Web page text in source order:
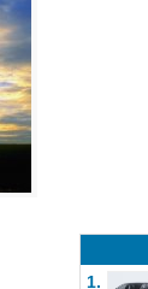
1.